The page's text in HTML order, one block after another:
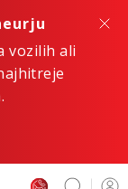
vozilih ali